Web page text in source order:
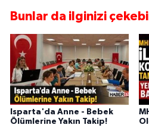
Bunlar da ilginizi
Isparta'da Anne - Bebek
Ölümlerine Yakın Takip!